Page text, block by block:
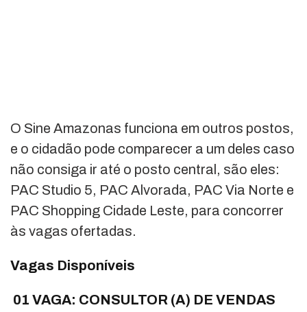
O Sine Amazonas funciona em outros postos,
e o cidadão pode comparecer a um deles caso
não consiga ir até o posto central, são eles:
PAC Studio 5, PAC Alvorada, PAC Via Norte e
PAC Shopping Cidade Leste, para concorrer
às vagas ofertadas.
Vagas Disponíveis
01 VAGA: CONSULTOR (A) DE VENDAS